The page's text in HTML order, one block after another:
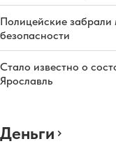
Полицейские забрали
безопасности
Стало известно о
Ярославль
Деньги